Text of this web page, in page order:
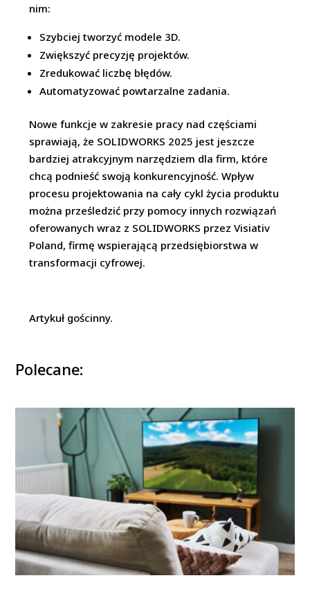
nim:
Szybciej tworzyć modele 3D.
Zwiększyć precyzję projektów.
Zredukować liczbę błędów.
Automatyzować powtarzalne zadania.
Nowe funkcje w zakresie pracy nad częściami
sprawiają, że SOLIDWORKS 2025 jest jeszcze
bardziej atrakcyjnym narzędziem dla firm, które
chcą podnieść swoją konkurencyjność. Wpływ
procesu projektowania na cały cykl życia produktu
można prześledzić przy pomocy innych rozwiązań
oferowanych wraz z SOLIDWORKS przez Visiativ
Poland, firmę wspierającą przedsiębiorstwa w
transformacji cyfrowej.
Artykuł gościnny.
Polecane: